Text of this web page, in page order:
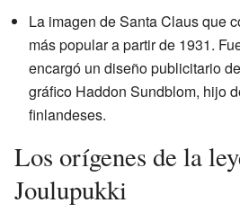
La imagen de Santa Claus que
más popular a partir de 1931.
encargó un diseño publicitario
gráfico Haddon Sundblom, hijo
finlandeses.
Los orígenes de la
Joulupukki